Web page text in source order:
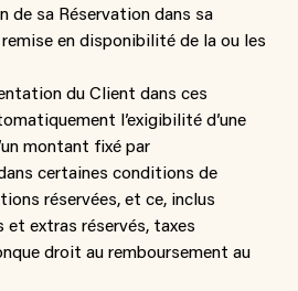
de sa Réservation dans sa
en disponibilité de la ou les
du Client dans ces
l’exigibilité d’une
montant fixé par
certaines conditions de
réservées, et ce, inclus
et extras réservés, taxes
droit au remboursement au